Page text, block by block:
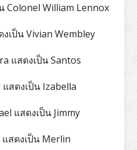
Colonel William Lennox
เป็น Vivian Wembley
แสดงเป็น Santos
สดงเป็น Izabella
แสดงเป็น Jimmy
สดงเป็น Merlin